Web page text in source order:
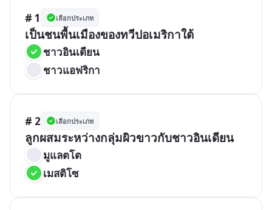
# 1 เลือกประเภท
ชาวอินเดียน
ชาวแอฟริกา
# 2 เลือกประเภท
มูแลตโต
เมสติโซ